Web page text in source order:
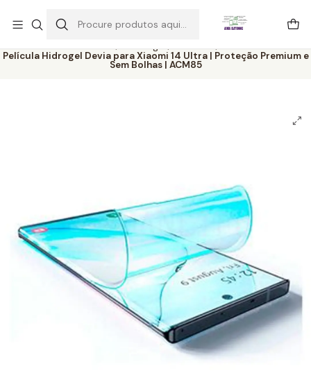
Início Catálogo
Películas
Película Hidrogel Devia para Xiaomi 14 Ultra | Proteção Premium e
Sem Bolhas | ACM85